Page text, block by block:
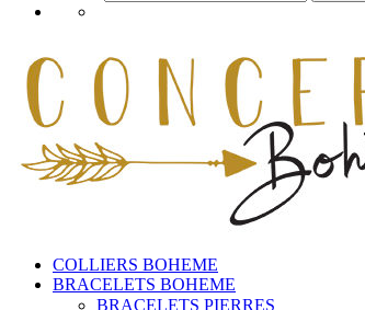
COLLIERS BOHEME
BRACELETS BOHEME
BRACELETS PIERRES